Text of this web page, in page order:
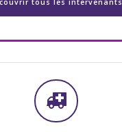
tous les intervenants